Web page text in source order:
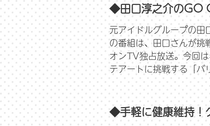
◆田口淳之介のGO
元アイドルグループの田
の番組は、田口さんが挑
オンTV独占放送。今回
テアートに挑戦する「バ
◆手軽に健康維持！